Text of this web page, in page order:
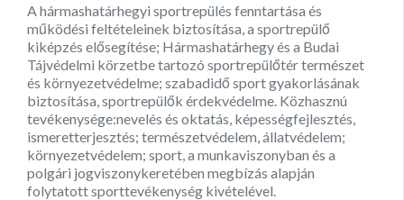
A hármashatárhegyi sportrepülés fenntartása és
működési feltételeinek biztosítása, a sportrepülő
kiképzés elősegítése; Hármashatárhegy és a Budai
Tájvédelmi körzetbe tartozó sportrepülőtér természet
és környezetvédelme; szabadidő sport gyakorlásának
biztosítása, sportrepülők érdekvédelme. Közhasznú
tevékenysége:nevelés és oktatás, képességfejlesztés,
ismeretterjesztés; természetvédelem, állatvédelem;
környezetvédelem; sport, a munkaviszonyban és a
polgári jogviszonykeretében megbízás alapján
folytatott sporttevékenység kivételével.